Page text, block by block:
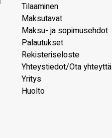
Tilaaminen
Maksutavat
Maksu- ja sopimusehdot
Palautukset
Rekisteriseloste
Yhteystiedot/Ota yhteyttä
Yritys
Huolto